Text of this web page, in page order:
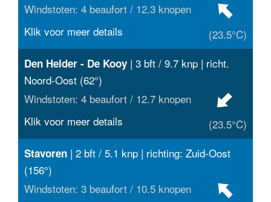
Windstoten: 4 beaufort / 12.3 knopen
(23.5°C)
Klik voor meer details
Den Helder - De Kooy | 3 bft / 9.7 knp | richt.
Noord-Oost (62°)
Windstoten: 4 beaufort / 12.7 knopen
(23.5°C)
Klik voor meer details
Stavoren | 2 bft / 5.1 knp | richting: Zuid-Oost
(156°)
Windstoten: 3 beaufort / 10.5 knopen